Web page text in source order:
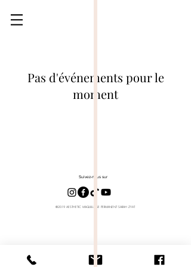
Pas d'événements pour le
moment
Suivez-nous sur
©2019 AESTHETIC MAQUILLAGE PERMANENT SARAH ZYAT